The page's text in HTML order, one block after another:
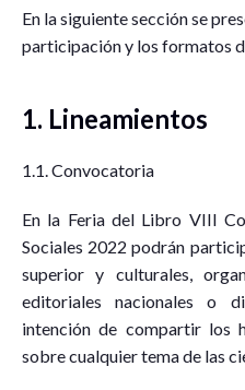
En la siguiente sección se
participación y los formatos
1. Lineamientos
1.1. Convocatoria
En la Feria del Libro VIII
Sociales 2022 podrán
superior y culturales,
editoriales nacionales o
intención de compartir los
sobre cualquier tema de las